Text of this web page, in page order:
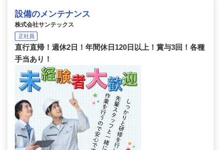
設備のメンテナンス
株式会社サンテックス
正社員
直行直帰！週休2日！年間休日120日以上！賞与3回！各種
手当あり！